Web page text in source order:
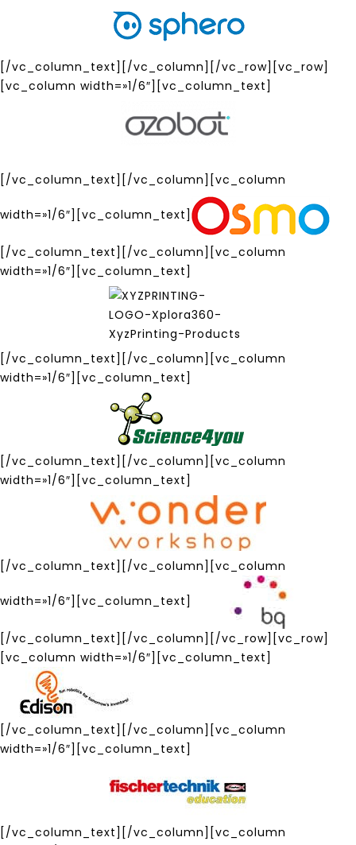
[/vc_column_text][/vc_column][/vc_row][vc_row]
[vc_column width=»1/6″][vc_column_text]
[/vc_column_text][/vc_column][vc_column
width=»1/6″][vc_column_text]
[/vc_column_text][/vc_column][vc_column
width=»1/6″][vc_column_text]
[/vc_column_text][/vc_column][vc_column
width=»1/6″][vc_column_text]
[/vc_column_text][/vc_column][vc_column
width=»1/6″][vc_column_text]
[/vc_column_text][/vc_column][vc_column
width=»1/6″][vc_column_text]
[/vc_column_text][/vc_column][/vc_row][vc_row]
[vc_column width=»1/6″][vc_column_text]
[/vc_column_text][/vc_column][vc_column
width=»1/6″][vc_column_text]
[/vc_column_text][/vc_column][vc_column